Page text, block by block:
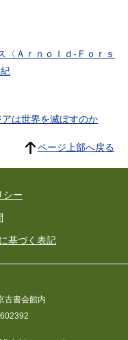
Ａｒｎｏｌｄ‐Ｆｏｒｓ
アは世界を滅ぼすのか
ページ上部へ戻る
シー
基づく表記
古書会館内